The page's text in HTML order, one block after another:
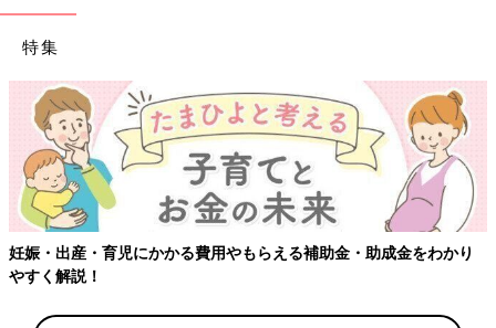
特集
【ワクチン接種できるものも】妊婦の感染症対策、知っておいて！